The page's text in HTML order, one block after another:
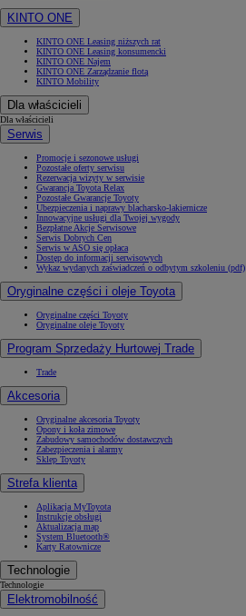
KINTO ONE
KINTO ONE Leasing niższych rat
KINTO ONE Leasing konsumencki
KINTO ONE Najem
KINTO ONE Zarządzanie flotą
KINTO Mobility
Dla właścicieli
Dla właścicieli
Serwis
Promocje i sezonowe usługi
Pozostałe oferty serwisu
Rezerwacja wizyty w serwisie
Gwarancja Toyota Relax
Pozostałe Gwarancje Toyoty
Ubezpieczenia i naprawy blacharsko-lakiernicze
Innowacyjne usługi dla Twojej wygody
Bezpłatne Akcje Serwisowe
Serwis Dobrych Cen
Serwis w ASO się opłaca
Dostęp do informacji serwisowych
Wykaz wydanych zaświadczeń o odbytym szkoleniu (pdf)
Oryginalne części i oleje Toyota
Oryginalne części Toyoty
Oryginalne oleje Toyoty
Program Sprzedaży Hurtowej Trade
Trade
Akcesoria
Oryginalne akcesoria Toyoty
Opony i koła zimowe
Zabudowy samochodów dostawczych
Zabezpieczenia i alarmy
Sklep Toyoty
Strefa klienta
Aplikacja MyToyota
Instrukcje obsługi
Aktualizacja map
System Bluetooth®
Karty Ratownicze
Technologie
Technologie
Elektromobilność